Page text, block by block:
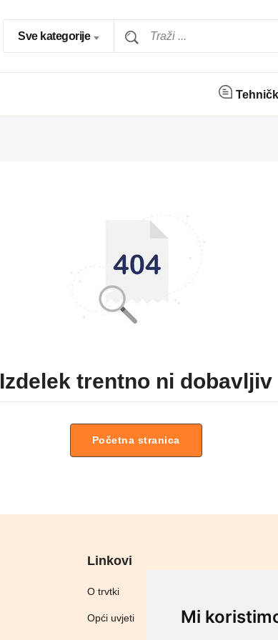
Mi
Sve kategorije
Izdelek trentno ni dobavljiv
Početna stranica
Linkovi
O trvtki
Opći uvjeti